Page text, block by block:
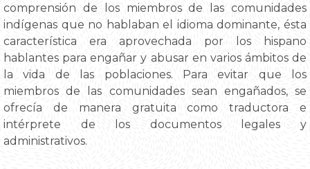
comprensión de los miembros de las comunidades
indígenas que no hablaban el idioma dominante, ésta
característica era aprovechada por los hispano
hablantes para engañar y abusar en varios ámbitos de
la vida de las poblaciones. Para evitar que los
miembros de las comunidades sean engañados, se
ofrecía de manera gratuita como traductora e
intérprete de los documentos legales y
administrativos.